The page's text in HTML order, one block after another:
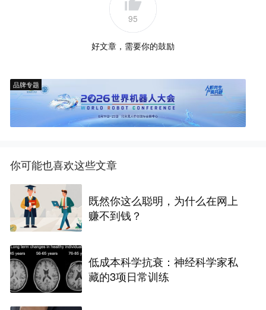
95
好文章，需要你的鼓励
品牌专题
你可能也喜欢这些文章
既然你这么聪明，为什么在网上
赚不到钱？
低成本科学抗衰：神经科学家私
藏的3项日常训练